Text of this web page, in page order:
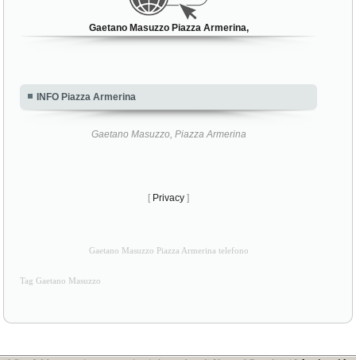
Gaetano Masuzzo Piazza Armerina,
INFO Piazza Armerina
Gaetano Masuzzo, Piazza Armerina
[ Privacy ]
Gaetano Masuzzo Piazza Armerina telefono
Tag Gaetano Masuzzo